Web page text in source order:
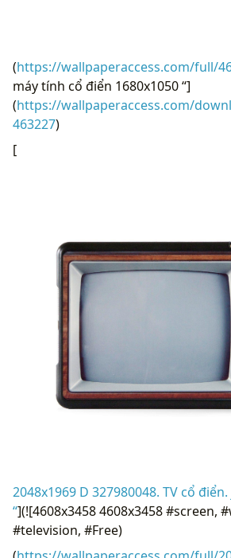
(https://wallpaperaccess.com/full/
máy tính cổ điển 1680x1050 “]
(https://wallpaperaccess.com/
463227)
[
2048x1969 D 327980048. TV cổ
“](![4608x3458 4608x3458 #screen,
#television, #Free)